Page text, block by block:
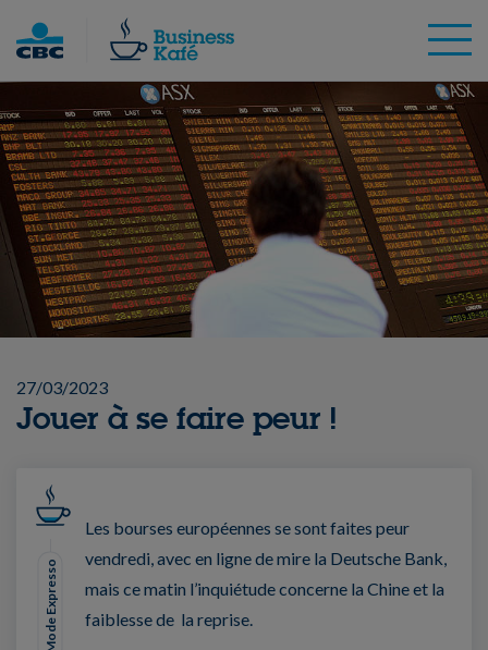
27/03/2023
Jouer à se faire peur !
Mode Expresso
Les bourses européennes se sont faites peur
vendredi, avec en ligne de mire la Deutsche Bank,
mais ce matin l’inquiétude concerne la Chine et la
faiblesse de la reprise.